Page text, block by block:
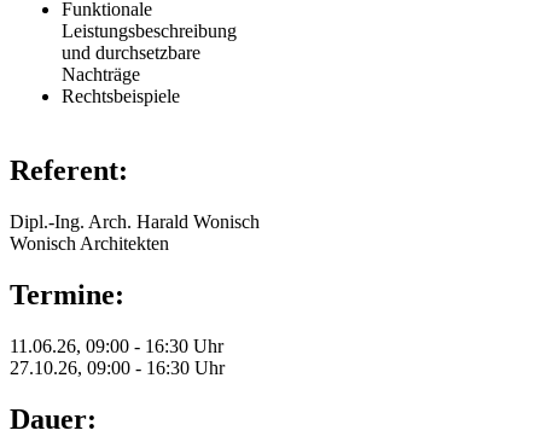
Funktionale
Leistungsbeschreibung
und durchsetzbare
Nachträge
Rechtsbeispiele
Referent:
Dipl.-Ing. Arch. Harald Wonisch
Wonisch Architekten
Termine:
11.06.26, 09:00 - 16:30 Uhr
27.10.26, 09:00 - 16:30 Uhr
Dauer: